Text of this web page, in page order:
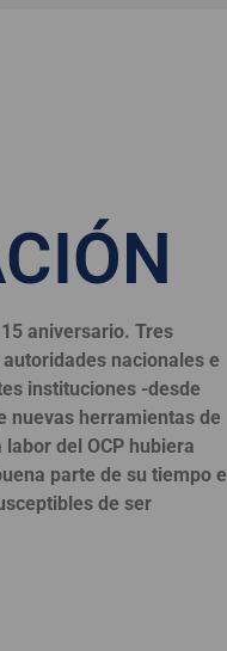
aniversario. Tres
nacionales e
instituciones -desde
nuevas herramientas de
labor del OCP hubiera
parte de su tiempo e
de ser